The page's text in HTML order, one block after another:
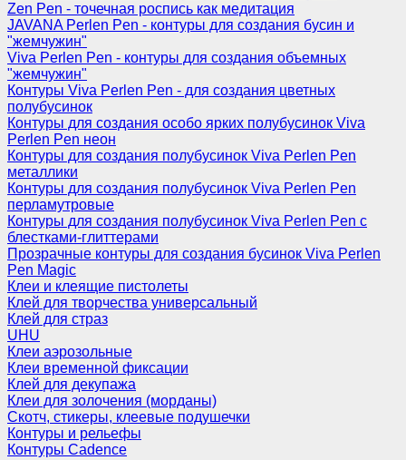
Zen Pen - точечная роспись как медитация
JAVANA Perlen Pen - контуры для создания бусин и
"жемчужин"
Viva Perlen Pen - контуры для создания объемных
"жемчужин"
Контуры Viva Perlen Pen - для создания цветных
полубусинок
Контуры для создания особо ярких полубусинок Viva
Perlen Pen неон
Контуры для создания полубусинок Viva Perlen Pen
металлики
Контуры для создания полубусинок Viva Perlen Pen
перламутровые
Контуры для создания полубусинок Viva Perlen Pen с
блестками-глиттерами
Прозрачные контуры для создания бусинок Viva Perlen
Pen Magic
Клеи и клеящие пистолеты
Клей для творчества универсальный
Клей для страз
UHU
Клеи аэрозольные
Клеи временной фиксации
Клей для декупажа
Клеи для золочения (морданы)
Скотч, стикеры, клеевые подушечки
Контуры и рельефы
Контуры Cadence